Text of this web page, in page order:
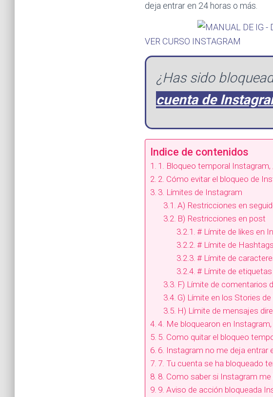
deja entrar en 24 horas o más.
VER CURSO INSTAGRAM
¿Has sido
cuenta de
Indice de contenidos
1. Bloqueo temporal Instagram,
2. Cómo evitar el bloqueo de
3. Límites de Instagram
A) Restricciones en
B) Restricciones en post
# Límite de likes en
# Límite de
# Límite de
# Límite de
F) Límite de comentarios
G) Límite en los Stories
H) Límite de mensajes
4. Me bloquearon en
5. Como quitar el bloqueo
6. Instagram no me deja entrar
7. Tu cuenta se ha bloqueado
8. Como saber si Instagram me
9. Aviso de acción bloqueada